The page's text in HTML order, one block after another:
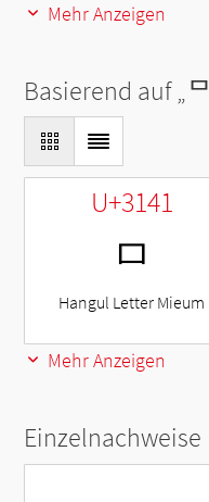
Mehr Anzeigen
Basierend auf „ᄆ
U+3141
ㅁ
Hangul Letter Mieum
Mehr Anzeigen
Einzelnachweise